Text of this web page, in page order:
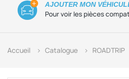
Pour voir les pièces
AJOUTER MON
Accueil Catalogue ROADTRIP